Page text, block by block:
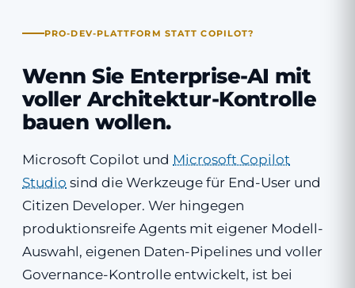
PRO-DEV-PLATTFORM STATT COPILOT?
Wenn Sie Enterprise-AI mit
voller Architektur-Kontrolle
bauen wollen.
Microsoft Copilot und Microsoft Copilot
Studio sind die Werkzeuge für End-User und
Citizen Developer. Wer hingegen
produktionsreife Agents mit eigener Modell-
Auswahl, eigenen Daten-Pipelines und voller
Governance-Kontrolle entwickelt, ist bei